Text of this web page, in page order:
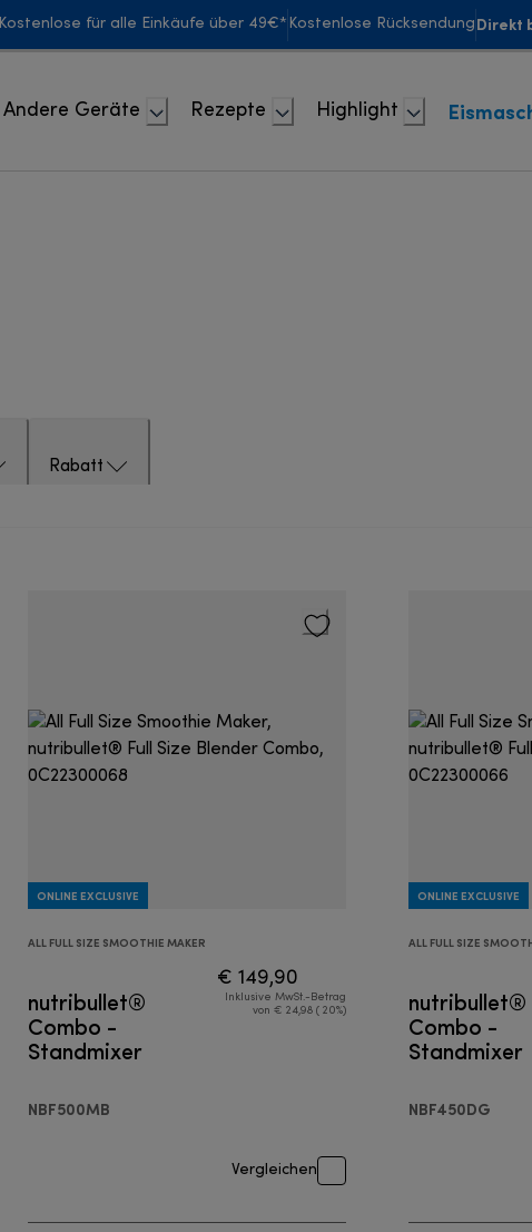
Kostenlose für alle Einkäufe über 49€* Kostenlose Rücksendung Direkt
Andere Geräte Rezepte Highlight
Rabatt
ONLINE EXCLUSIVE
ALL FULL SIZE SMOOTHIE MAKER
nutribullet®
Combo -
Standmixer
NBF500MB
€ 149,90
Inklusive MwSt.-Betrag
von € 24,98 ( 20%)
Vergleichen
ONLINE EXCLUSIVE
ALL FULL SIZE
nutribullet®
Combo -
Standmixer
NBF450DG